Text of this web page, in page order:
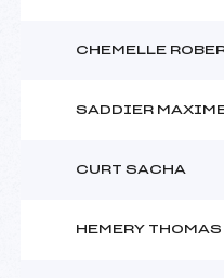
CHEMELLE
SADDIER
CURT SACHA
HEMERY THOMAS